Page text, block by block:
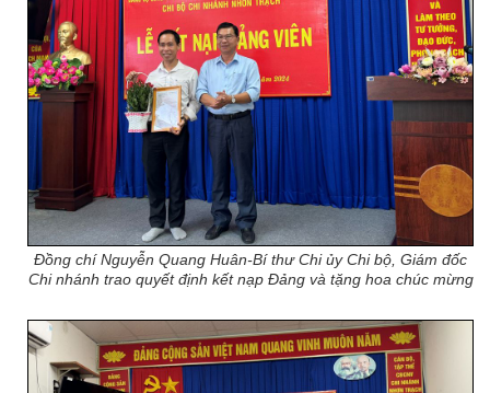
Đồng chí Nguyễn Quang Huân-Bí thư Chi ủy Chi bộ, Giám đốc
Chi nhánh trao quyết định kết nạp Đảng và tặng hoa chúc mừng